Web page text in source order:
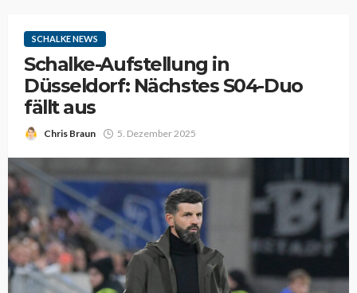
SCHALKE NEWS
Schalke-Aufstellung in
Düsseldorf: Nächstes S04-Duo
fällt aus
Chris Braun 5. Dezember 2025